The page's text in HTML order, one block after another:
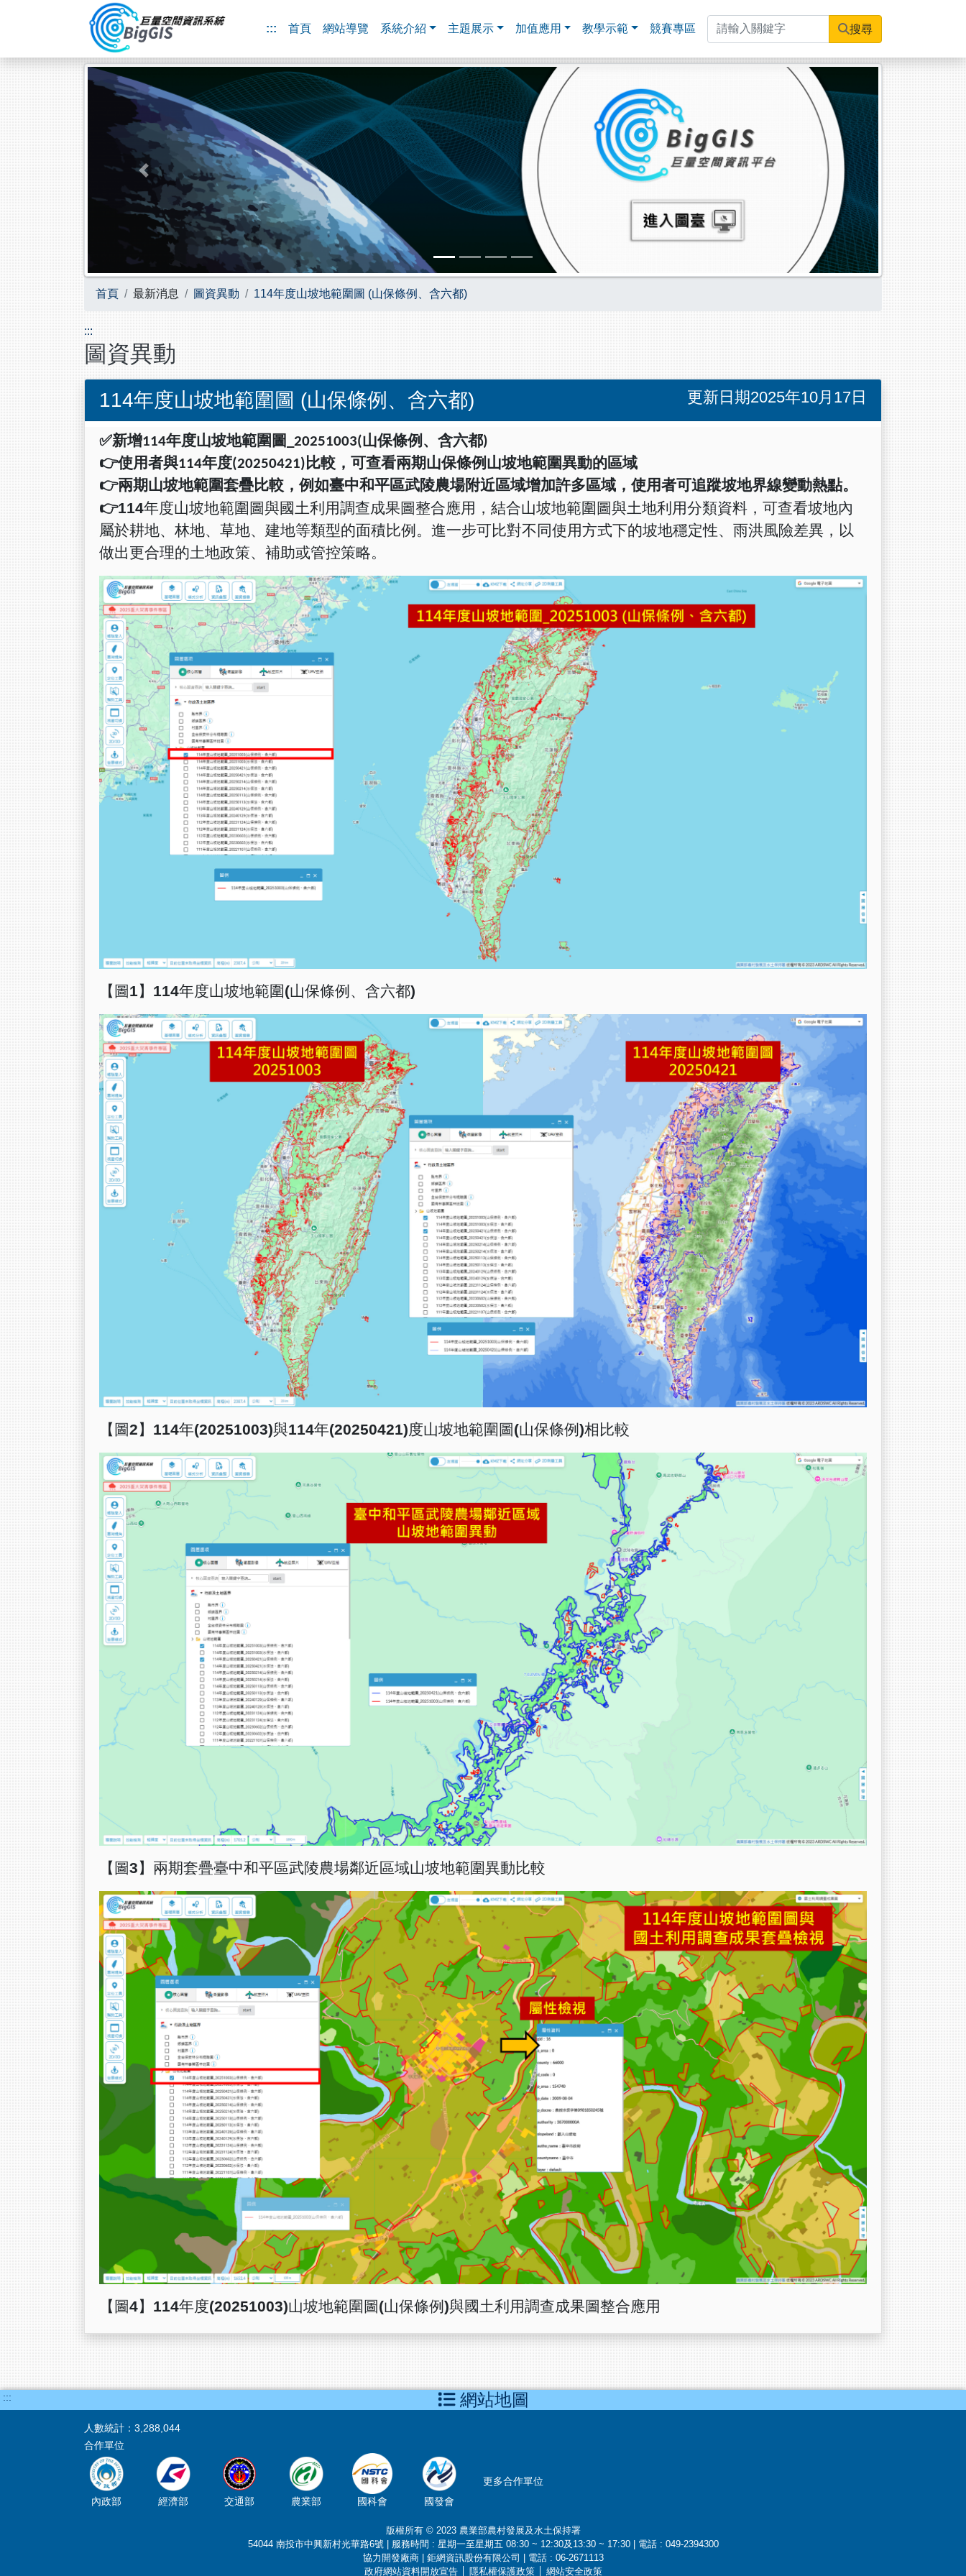
:::
首頁 網站導覽 系統介紹 主題展示 加值應用 教學示範 競賽專區 搜尋
Previous Next
首頁 最新消息 圖資異動 114年度山坡地範圍圖 (山保條例、含六都)
:::
圖資異動
114年度山坡地範圍圖 (山保條例、含六都) 更新日期2025年10月17日
✅新增114年度山坡地範圍圖 _20251003( 山保條例、含六都)
👉使用者與114年度(20250421)比較，可查看兩期山保條例山坡地範圍異動的區域
👉兩期山坡地範圍套疊比較，例如臺中和平區武陵農場附近區域增加許多區域，使用者可追蹤坡地界線變動熱點。
👉114年度山坡地範圍圖與國土利用調查成果圖整合應用，結合山坡地範圍圖與土地利用分類資料，可查看坡地內
屬於耕地、林地、草地、建地等類型的面積比例。進一步可比對不同使用方式下的坡地穩定性、雨洪風險差異，以
做出更合理的土地政策、補助或管控策略。
【圖1】 114年度山坡地範圍(山保條例、含六都)
【圖2】 114年(20251003)與114年(20250421)度山坡地範圍圖(山保條例 )相比較
【圖3】兩期套疊臺中和平區武陵農場鄰近區域山坡地範圍異動比較
【圖4】114年度(20251003)山坡地範圍圖(山保條例)與國土利用調查成果圖整合應用
::: 網站地圖
人數統計： 3,288,044
合作單位
內政部 經濟部 交通部 農業部 國科會 國發會
更多合作單位
版權所有 © 2023 農業部農村發展及水土保持署
54044 南投市中興新村光華路6號 | 服務時間 : 星期一至星期五 08:30 ~ 12:30及13:30 ~ 17:30 | 電話 : 049-2394300
協力開發廠商 | 鉅網資訊股份有限公司 | 電話 : 06-2671113
政府網站資料開放宣告│ 隱私權保護政策│ 網站安全政策